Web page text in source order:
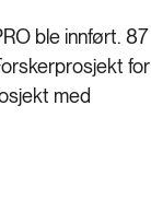
ble innført. 87
for
med